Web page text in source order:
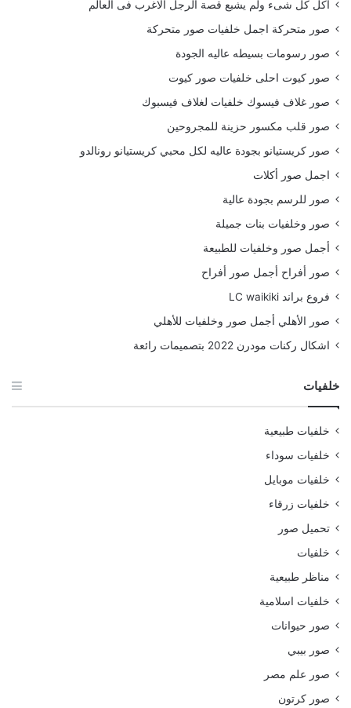
أكل كل شىء ولم يشبع قصة الرجل الاغرب فى العالم
صور متحركة اجمل خلفيات صور متحركة
صور رسومات بسيطه عاليه الجودة
صور كيوت احلى خلفيات صور كيوت
صور غلاف فيسوك خلفيات لغلاف فيسبوك
صور قلب مكسور حزينة للمجروحين
صور كريستيانو بجودة عاليه لكل محبي كريستيانو رونالدو
اجمل صور أكلات
صور للرسم بجودة عالية
صور وخلفيات بنات جميلة
أجمل صور وخلفيات للطبيعة
صور أفراح أجمل صور أفراح
فروع براند LC waikiki
صور الأهلي أجمل صور وخلفيات للأهلي
اشكال ركنات مودرن 2022 بتصميمات رائعة
خلفيات
خلفيات طبيعية
خلفيات سوداء
خلفيات موبايل
خلفيات زرقاء
تحميل صور
خلفيات
مناظر طبيعية
خلفيات اسلامية
صور حيوانات
صور بيبي
صور علم مصر
صور كرتون